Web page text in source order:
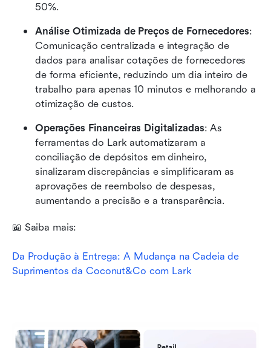
50%.
Análise Otimizada de Preços de Fornecedores:
Comunicação centralizada e integração de
dados para analisar cotações de fornecedores
de forma eficiente, reduzindo um dia inteiro de
trabalho para apenas 10 minutos e melhorando a
otimização de custos.
Operações Financeiras Digitalizadas: As
ferramentas do Lark automatizaram a
conciliação de depósitos em dinheiro,
sinalizaram discrepâncias e simplificaram as
aprovações de reembolso de despesas,
aumentando a precisão e a transparência.
📖 Saiba mais:
Da Produção à Entrega: A Mudança na Cadeia de
Suprimentos da Coconut&Co com Lark